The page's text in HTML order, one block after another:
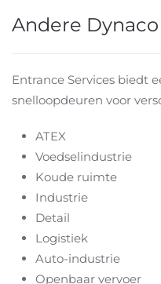
Andere
Entrance Services biedt
snelloopdeuren voor
ATEX
Voedselindustrie
Koude ruimte
Industrie
Detail
Logistiek
Auto-industrie
Openbaar vervoer